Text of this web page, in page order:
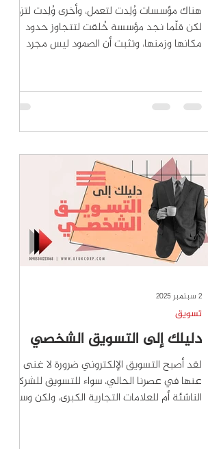
هناك مؤسسات وُلِدت لتعمل، وأخرى وُلِدت لتزدهر،
لكن قلّما نجد مؤسسة خُلقت لتتجاوز حدود
مكانها وزمنها، وتثبت أن الصمود ليس مجرد
حكاية تحوّلت إلى واقع، ورحلة بدأت بخطوة
صغيرة ثم اتسعت لتصل إلى دول متعددة
الشركات نحو حضور رقمي أقوى، وصورة إعلامية
أكثر احترافاً، ونمو تجاري حقيقي في عالم
تتسارع فيه التغيرات. ومهما تعددت
دليلك إلى التسويق الشخصي
لقد أصبح التسويق الإلكتروني ضرورة لا غنى
عنها في عصرنا الحالي، سواء للتسويق للشركات
الناشئة أم للعلامات التجارية الكبرى، ولكن وسط
تسويق
2 سبتمبر 2025